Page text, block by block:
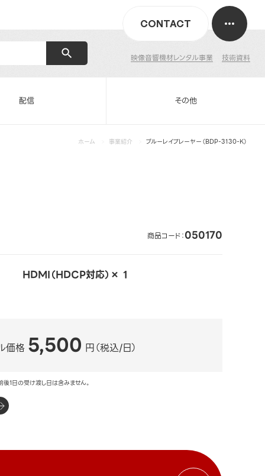
映像音響機材レンタル事業 技術資料
CONTACT
配信 その他
ホーム 事業紹介 ブルーレイプレーヤー（BDP-3130-K）
商品コード：050170
HDMI（HDCP対応）× 1
価格 5,500 円（税込/日）
1日の受け渡し日は含みません。